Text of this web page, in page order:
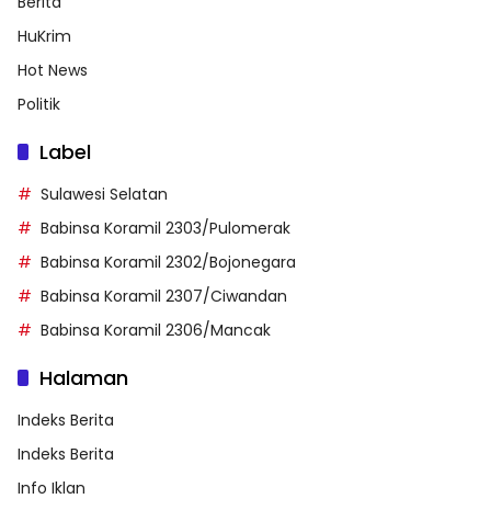
HuKrim
Hot News
Politik
Label
Sulawesi Selatan
Babinsa Koramil 2303/Pulomerak
Babinsa Koramil 2302/Bojonegara
Babinsa Koramil 2307/Ciwandan
Babinsa Koramil 2306/Mancak
Halaman
Indeks Berita
Indeks Berita
Info Iklan